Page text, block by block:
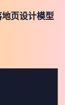
页设计模型